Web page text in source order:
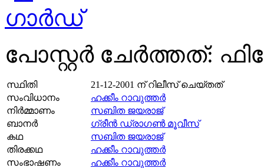
പോസ്റ്റര്‍ ചേര്‍ത്തത്:
സ്ഥിതി 21-12-2001 ന് റിലീസ് ചെയ്തത്
സംവിധാനം
ഹക്കീം റാവുത്തര്‍
നിര്‍മ്മാണം
സബിത ജയരാജ്‌
ബാനര്‍
ഗ്രീൻ ഡ്രാഗൺ മൂവീസ്
കഥ
സബിത ജയരാജ്‌
തിരക്കഥ
ഹക്കീം റാവുത്തര്‍
സംഭാഷണം
ഹക്കീം റാവുത്തര്‍